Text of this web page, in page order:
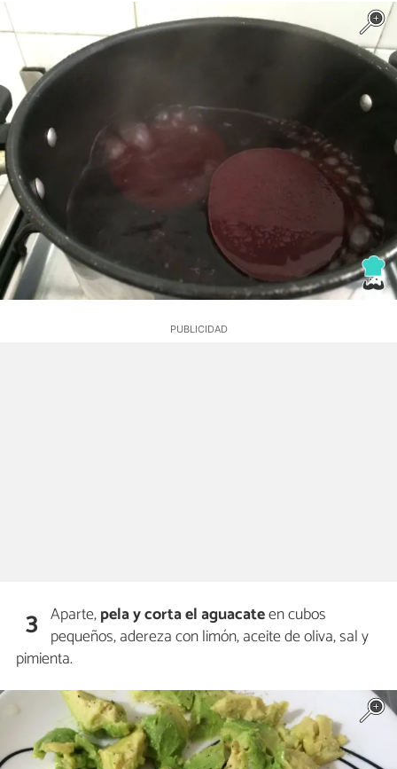
3 Aparte,pela y corta el aguacateen cubos
pequeños, adereza con limón, aceite de oliva, sal y
pimienta.